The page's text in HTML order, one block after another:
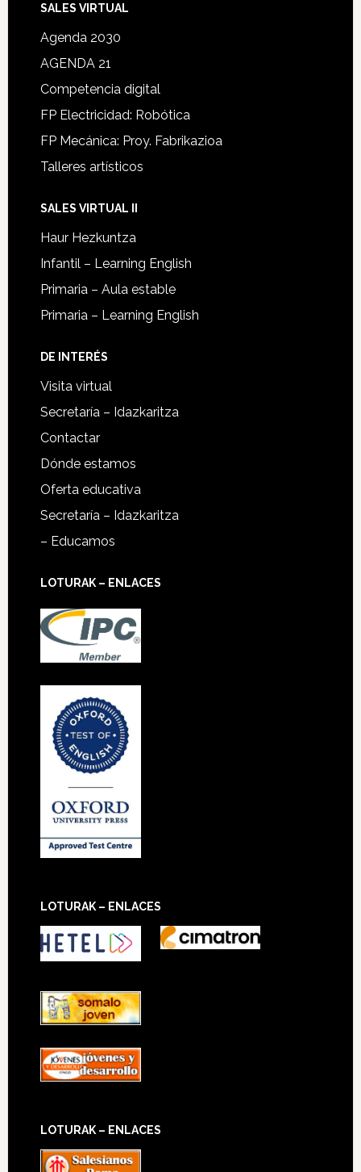
SALES VIRTUAL
Agenda 2030
AGENDA 21
Competencia digital
FP Electricidad: Robótica
FP Mecánica: Proy. Fabrikazioa
Talleres artísticos
SALES VIRTUAL II
Haur Hezkuntza
Infantil – Learning English
Primaria – Aula estable
Primaria – Learning English
DE INTERÉS
Visita virtual
Secretaría – Idazkaritza
Contactar
Dónde estamos
Oferta educativa
Secretaría – Idazkaritza
– Educamos
LOTURAK – ENLACES
LOTURAK – ENLACES
LOTURAK – ENLACES